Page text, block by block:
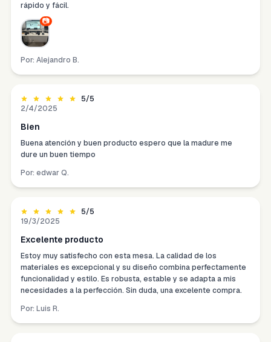
rápido y fácil.
📷
Por: Alejandro B.
5/5
2/4/2025
Bien
Buena atención y buen producto espero que la madure me
dure un buen tiempo
Por: edwar Q.
5/5
19/3/2025
Excelente producto
Estoy muy satisfecho con esta mesa. La calidad de los
materiales es excepcional y su diseño combina perfectamente
funcionalidad y estilo. Es robusta, estable y se adapta a mis
necesidades a la perfección. Sin duda, una excelente compra.
Por: Luis R.